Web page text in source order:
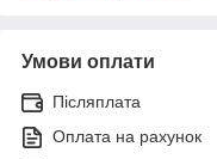
Умови оплати
Післяплата
Оплата на рахунок